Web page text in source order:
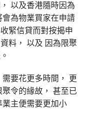
以及香港隨時因為
為物業買家在申請
緊信貸而對按揭申
料， 以及 因為限聚
要花更多時間， 更
令的緣故， 甚至已
主便需要更加小